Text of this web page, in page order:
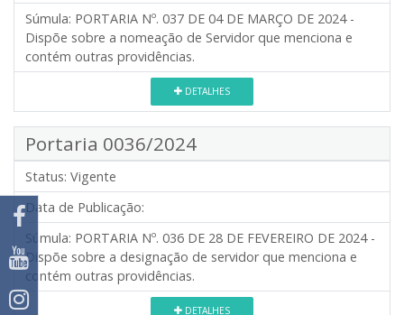
Súmula: PORTARIA Nº. 037 DE 04 DE MARÇO DE 2024 -
Dispõe sobre a nomeação de Servidor que menciona e
contém outras providências.
DETALHES
Portaria 0036/2024
Status: Vigente
Data de Publicação:
Súmula: PORTARIA Nº. 036 DE 28 DE FEVEREIRO DE 2024 -
Dispõe sobre a designação de servidor que menciona e
contém outras providências.
DETALHES